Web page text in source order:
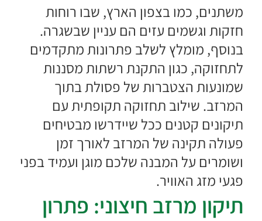
משתנים, כמו בצפון הארץ, שבו רוחות
חזקות וגשמים עזים הם עניין שבשגרה.
בנוסף, מומלץ לשלב פתרונות מתקדמים
לתחזוקה, כגון התקנת רשתות מסננות
שמונעות הצטברות של פסולת בתוך
המרזב. שילוב תחזוקה תקופתית עם
תיקונים קטנים ככל שיידרשו מבטיחים
פעולה תקינה של המרזב לאורך זמן
ושומרים על המבנה שלכם מוגן ועמיד בפני
פגעי מזג האוויר.
תיקון מרזב חיצוני: פתרון